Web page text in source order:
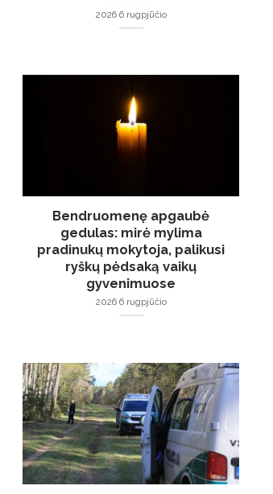
2026 6 rugpjūčio
Bendruomenę apgaubė
gedulas: mirė mylima
pradinukų mokytoja, palikusi
ryškų pėdsaką vaikų
gyvenimuose
2026 6 rugpjūčio